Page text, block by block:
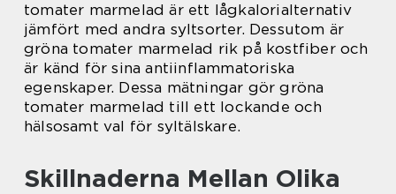
tomater marmelad är ett lågkalorialternativ
jämfört med andra syltsorter. Dessutom är
gröna tomater marmelad rik på kostfiber och
är känd för sina antiinflammatoriska
egenskaper. Dessa mätningar gör gröna
tomater marmelad till ett lockande och
hälsosamt val för syltälskare.
Skillnaderna Mellan Olika